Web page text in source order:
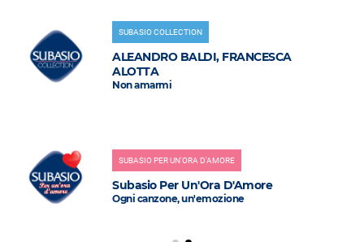
SUBASIO COLLECTION
ALEANDRO BALDI, FRANCESCA
ALOTTA
Non amarmi
SUBASIO PER UN'ORA D'AMORE
Subasio Per Un'Ora D'Amore
Ogni canzone, un'emozione